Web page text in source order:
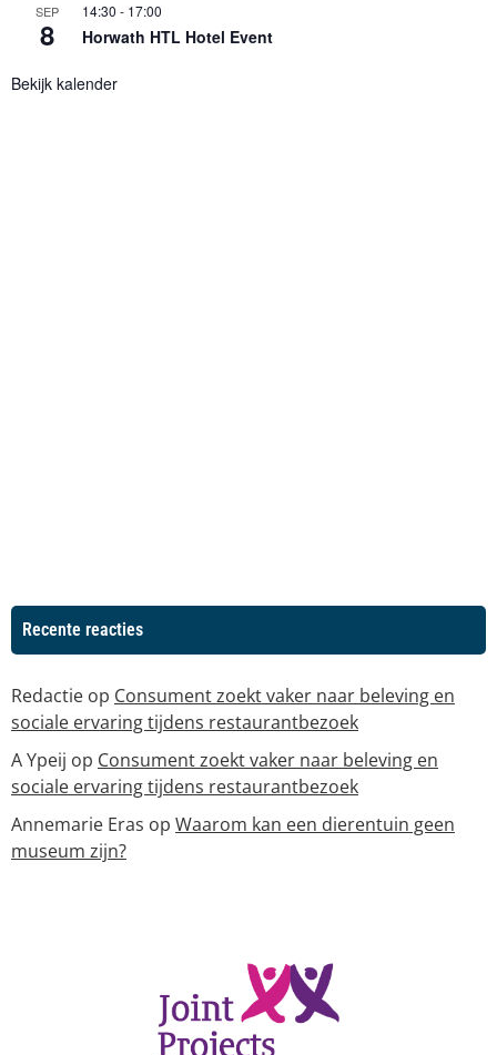
SEP
8
14:30 - 17:00
Horwath HTL Hotel Event
Bekijk kalender
Recente reacties
Redactie op Consument zoekt vaker naar beleving en
sociale ervaring tijdens restaurantbezoek
A Ypeij op Consument zoekt vaker naar beleving en
sociale ervaring tijdens restaurantbezoek
Annemarie Eras op Waarom kan een dierentuin geen
museum zijn?